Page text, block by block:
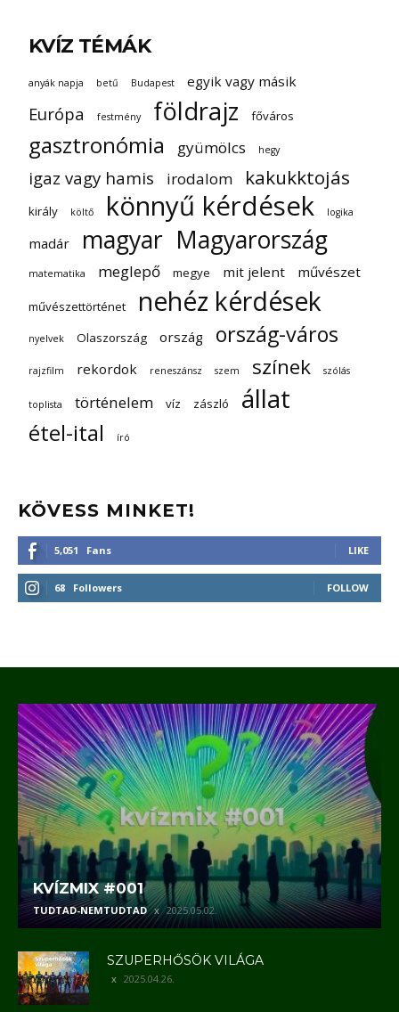
KVÍZ TÉMÁK
anyák napja betű Budapest egyik vagy másik
Európa festmény földrajz főváros
gasztronómia gyümölcs hegy
igaz vagy hamis irodalom kakukktojás
király költő könnyű kérdések logika
madár magyar Magyarország
matematika meglepő megye mit jelent művészet
művészettörténet nehéz kérdések
nyelvek Olaszország ország ország-város
rajzfilm rekordok reneszánsz szem színek szólás
toplista történelem víz zászló állat
étel-ital író
KÖVESS MINKET!
5,051 Fans LIKE
68 Followers FOLLOW
KVÍZMIX #001
TUDTAD-NEMTUDTAD 2025.05.02.
SZUPERHŐSÖK VILÁGA
2025.04.26.